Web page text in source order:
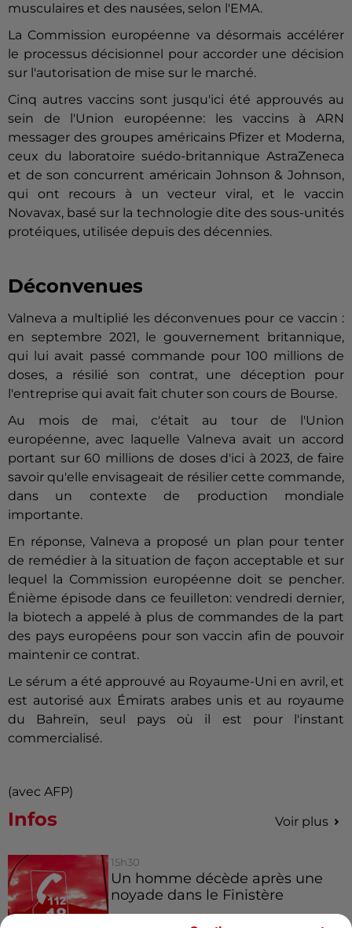
musculaires et des nausées, selon l'EMA.
La Commission européenne va désormais accélérer
le processus décisionnel pour accorder une décision
sur l'autorisation de mise sur le marché.
Cinq autres vaccins sont jusqu'ici été approuvés au
sein de l'Union européenne: les vaccins à ARN
messager des groupes américains Pfizer et Moderna,
ceux du laboratoire suédo-britannique AstraZeneca
et de son concurrent américain Johnson & Johnson,
qui ont recours à un vecteur viral, et le vaccin
Novavax, basé sur la technologie dite des sous-unités
protéiques, utilisée depuis des décennies.
Déconvenues
Valneva a multiplié les déconvenues pour ce vaccin :
en septembre 2021, le gouvernement britannique,
qui lui avait passé commande pour 100 millions de
doses, a résilié son contrat, une déception pour
l'entreprise qui avait fait chuter son cours de Bourse.
Au mois de mai, c'était au tour de l'Union
européenne, avec laquelle Valneva avait un accord
portant sur 60 millions de doses d'ici à 2023, de faire
savoir qu'elle envisageait de résilier cette commande,
dans un contexte de production mondiale
importante.
En réponse, Valneva a proposé un plan pour tenter
de remédier à la situation de façon acceptable et sur
lequel la Commission européenne doit se pencher.
Énième épisode dans ce feuilleton: vendredi dernier,
la biotech a appelé à plus de commandes de la part
des pays européens pour son vaccin afin de pouvoir
maintenir ce contrat.
Le sérum a été approuvé au Royaume-Uni en avril, et
est autorisé aux Émirats arabes unis et au royaume
du Bahreïn, seul pays où il est pour l'instant
commercialisé.
(avec AFP)
Infos Voir plus
15h30
Un homme décède après une
noyade dans le Finistère